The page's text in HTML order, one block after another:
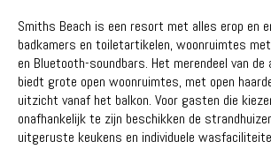
Smiths Beach is een resort met alles erop en
badkamers en toiletartikelen, woonruimtes
en Bluetooth-soundbars. Het merendeel van de
biedt grote open woonruimtes, met open
uitzicht vanaf het balkon. Voor gasten die
onafhankelijk te zijn beschikken de
uitgeruste keukens en individuele